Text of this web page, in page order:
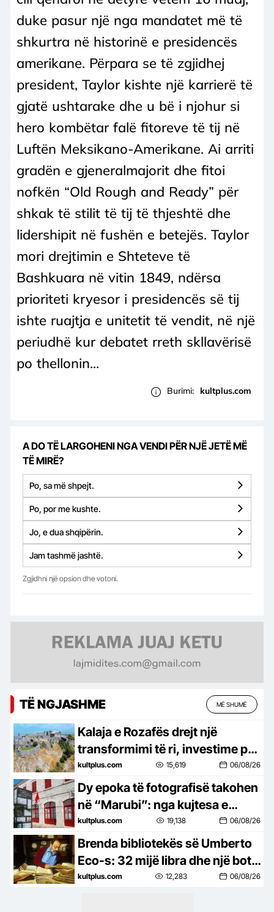
duke pasur një nga mandatet më të
shkurtra në historinë e presidencës
amerikane. Përpara se të zgjidhej
president, Taylor kishte një karrierë të
gjatë ushtarake dhe u bë i njohur si
hero kombëtar falë fitoreve të tij në
Luftën Meksikano-Amerikane. Ai arriti
gradën e gjeneralmajorit dhe fitoi
nofkën “Old Rough and Ready” për
shkak të stilit të tij të thjeshtë dhe
lidershipit në fushën e betejës. Taylor
mori drejtimin e Shteteve të
Bashkuara në vitin 1849, ndërsa
prioriteti kryesor i presidencës së tij
ishte ruajtja e unitetit të vendit, në një
periudhë kur debatet rreth skllavërisë
po thellonin...
Burimi: kultplus.com
A DO TË LARGOHENI NGA VENDI PËR NJË JETË MË
TË MIRË?
Po, sa më shpejt.
Po, por me kushte.
Jo, e dua shqipërin.
Jam tashmë jashtë.
Zgjidhni një opsion dhe votoni.
TË NGJASHME MË SHUMË
Kalaja e Rozafës drejt një
transformimi të ri, investime për
trashëgiminë dhe turizmin
kultplus.com 15,619 06/08/26
Dy epoka të fotografisë takohen
në “Marubi”: nga kujtesa e
Marubëve te eksperimentet e
Gjon Milit
kultplus.com 19,138 06/08/26
Brenda bibliotekës së Umberto
Eco-s: 32 mijë libra dhe një botë
e tërë idesh
kultplus.com 12,283 06/08/26